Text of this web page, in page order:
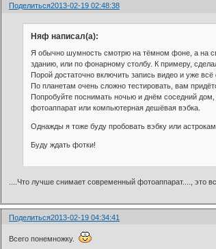
Поделиться2013-02-19 02:48:38
Няф написал(а):
Я обычно шумность смотрю на тёмном фоне, а на
зданию, или по фонарному столбу. К примеру,
Порой достаточно включить запись видео и уже всё
По планетам очень сложно тестировать, вам
Попробуйте поснимать ночью и днём соседний
фотоаппарат или компьютерная дешёвая вэбка.
Однажды я тоже буду пробовать вэбку или
Буду ждать фотки!
....Что лучше снимает современный фотоаппарат...., это
Поделиться2013-02-19 04:34:41
Всего понемножку.